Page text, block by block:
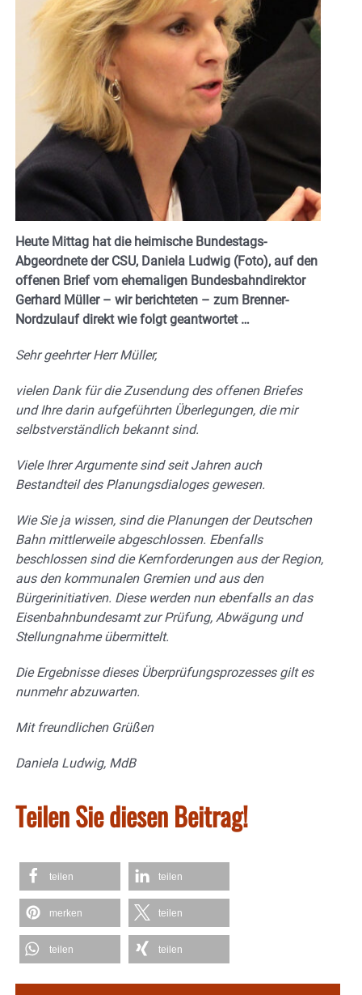
Heute Mittag hat die heimische Bundestags-
Abgeordnete der CSU, Daniela Ludwig (Foto), auf den
offenen Brief vom ehemaligen Bundesbahndirektor
Gerhard Müller – wir berichteten – zum Brenner-
Nordzulauf direkt wie folgt geantwortet …
Sehr geehrter Herr Müller,
vielen Dank für die Zusendung des offenen Briefes
und Ihre darin aufgeführten Überlegungen, die mir
selbstverständlich bekannt sind.
Viele Ihrer Argumente sind seit Jahren auch
Bestandteil des Planungsdialoges gewesen.
Wie Sie ja wissen, sind die Planungen der Deutschen
Bahn mittlerweile abgeschlossen. Ebenfalls
beschlossen sind die Kernforderungen aus der Region,
aus den kommunalen Gremien und aus den
Bürgerinitiativen. Diese werden nun ebenfalls an das
Eisenbahnbundesamt zur Prüfung, Abwägung und
Stellungnahme übermittelt.
Die Ergebnisse dieses Überprüfungsprozesses gilt es
nunmehr abzuwarten.
Mit freundlichen Grüßen
Daniela Ludwig, MdB
Teilen Sie diesen Beitrag!
teilen teilen
merken teilen
teilen teilen